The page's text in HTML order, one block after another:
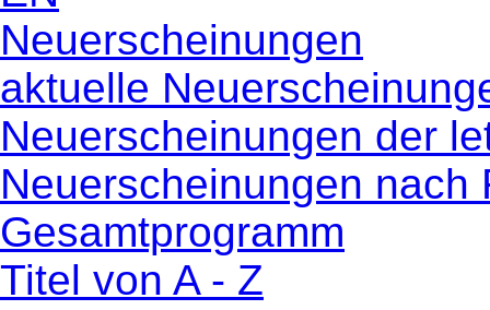
Neuerscheinungen
aktuelle
Neuerscheinungen der
Neuerscheinungen nach
Gesamtprogramm
Titel von A - Z